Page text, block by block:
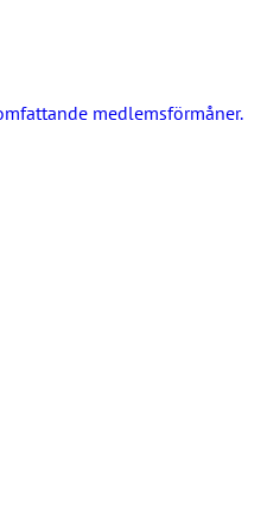
medlemsförmåner.